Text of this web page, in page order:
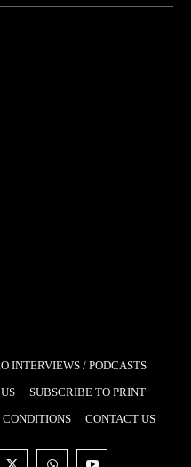
INTERVIEWS / PODCASTS
SUBSCRIBE TO PRINT
CONTACT US